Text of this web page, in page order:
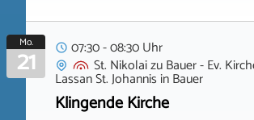
Mo.
21
07:30 - 08:30 Uhr
St. Nikolai zu Bauer - Ev.
Lassan St. Johannis inBauer
Klingende Kirche